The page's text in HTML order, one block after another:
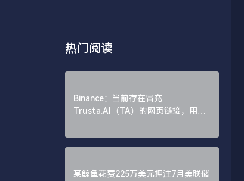
热门阅读
Binance：当前存在冒充
Trusta.AI（TA）的网页链接，用户
某鲸鱼花费225万美元押注7月美联储